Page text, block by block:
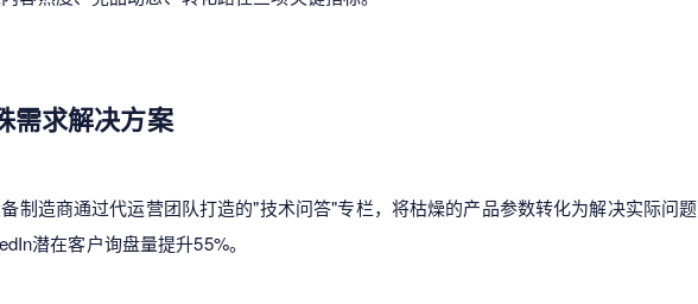
需求解决方案
制造商通过代运营团队打造的"技术问答"专栏，将枯燥的产品参数转化为解决实际问题
潜在客户询盘量提升55%。